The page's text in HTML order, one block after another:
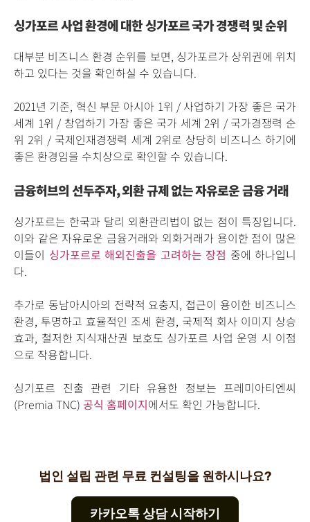
싱가포르 사업환경에 대한 싱가포르 국가 경쟁력 및 순위
대부분 비즈니스 환경 순위를 보면, 싱가포르가 상위권에 위치
하고 있다는 것을 확인하실 수 있습니다.
2021년 기준, 혁신 부문 아시아 1위 / 사업하기 가장 좋은 국가
세계 1위 / 창업하기 가장 좋은 국가 세계 2위 / 국가경쟁력 순
위 2위 / 국제인재경쟁력 세계 2위로 상당히 비즈니스 하기에
좋은 환경임을 수치상으로 확인할 수 있습니다.
금융허브의 선두주자, 외환 규제 없는 자유로운 금융 거래
싱가포르는 한국과 달리 외환관리법이 없는 점이 특징입니다.
이와 같은 자유로운 금융거래와 외화거래가 용이한 점이 많은
이들이 싱가포르로 해외진출을 고려하는 장점 중에 하나입니
다.
추가로 동남아시아의 전략적 요충지, 접근이 용이한 비즈니스
환경, 투명하고 효율적인 조세 환경, 국제적 회사 이미지 상승
효과, 철저한 지식재산권 보호도 싱가포르 사업 운영 시 이점
으로 작용합니다.
싱기포르 진출 관련 기타 유용한 정보는 프레미아티엔씨
(Premia TNC) 공식 홈페이지에서도 확인 가능합니다.
법인 설립 관련 무료 컨설팅을 원하시나요?
카카오톡 상담 시작하기